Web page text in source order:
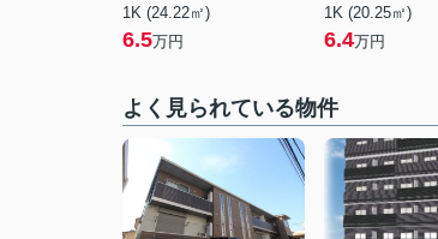
1K (24.22㎡)
6.5万円
1K (20.25㎡)
6.4万円
よく見られている物件